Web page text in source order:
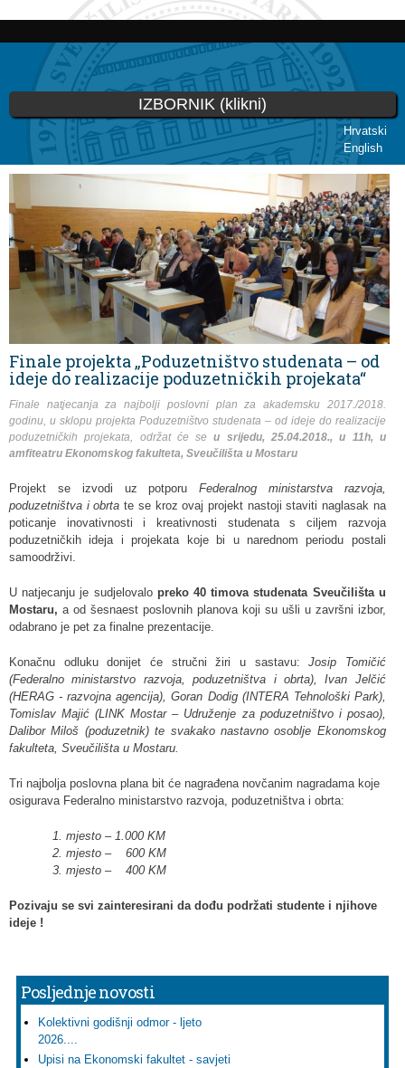
Skoči
glavni
sadržaj
Hrvatski
English
IZBORNIK (klikni)
Vi ste ovdje
Finale projekta „Poduzetništvo studenata – od
ideje do realizacije poduzetničkih projekata“
Finale natjecanja za najbolji poslovni plan zaakademsku 2017./2018.
godinu, u sklopu projekta Poduzetništvo studenata – od ideje do realizacije
poduzetničkih projekata, održat će seu srijedu, 25.04.2018., u 11h, u
amfiteatru Ekonomskog fakulteta, Sveučilišta u Mostaru
Projekt se izvodi uz potporuFederalnog ministarstva razvoja,
poduzetništva i obrta te se kroz ovaj projekt nastoji staviti naglasak na
poticanje inovativnosti i kreativnosti studenata s ciljem razvoja
poduzetničkih ideja i projekata koje bi u narednom periodu postali
samoodrživi.
U natjecanju je sudjelovalo preko 40 timova studenata Sveučilišta u
Mostaru, a od šesnaest poslovnih planova koji su ušli u završni izbor,
odabrano je pet za finalne prezentacije.
Konačnu odluku donijet će stručni žiri u sastavu:Josip Tomičić
(Federalno ministarstvo razvoja, poduzetništva i obrta), Ivan Jelčić
(HERAG - razvojna agencija), Goran Dodig (INTERA Tehnološki Park),
Tomislav Majić (LINK Mostar – Udruženje za poduzetništvo i posao),
Dalibor Miloš (poduzetnik) te svakako nastavno osoblje Ekonomskog
fakulteta, Sveučilišta u Mostaru.
Tri najbolja poslovna plana bit će nagrađena novčanim nagradama koje
osigurava Federalno ministarstvo razvoja, poduzetništva i obrta:
1. mjesto – 1.000 KM
2. mjesto – 600 KM
3. mjesto – 400 KM
Pozivaju se svi zainteresirani da dođu podržati studente i njihove
ideje !
Posljednje novosti
Kolektivni godišnji odmor - ljeto
2026....
Upisi na Ekonomski fakultet - savjeti